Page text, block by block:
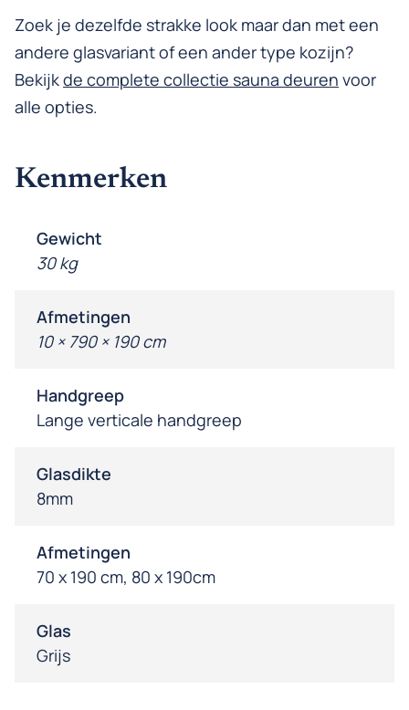
Zoek je dezelfde strakke look maar dan met een
andere glasvariant of een ander type kozijn?
Bekijkde complete collectie sauna deuren voor
alle opties.
Kenmerken
Gewicht
30 kg
Afmetingen
10 × 790 × 190 cm
Handgreep
Lange verticale handgreep
Glasdikte
8mm
Afmetingen
70 x 190 cm, 80 x 190cm
Glas
Grijs